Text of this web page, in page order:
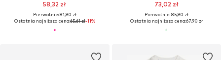
58,32 zł
Pierwotnie: 81,90 zł
Ostatnia najniższa cena:65,61 zł-11%
73,02 zł
Pierwotnie: 85,90 zł
Ostatnia najniższa cena:67,90 zł